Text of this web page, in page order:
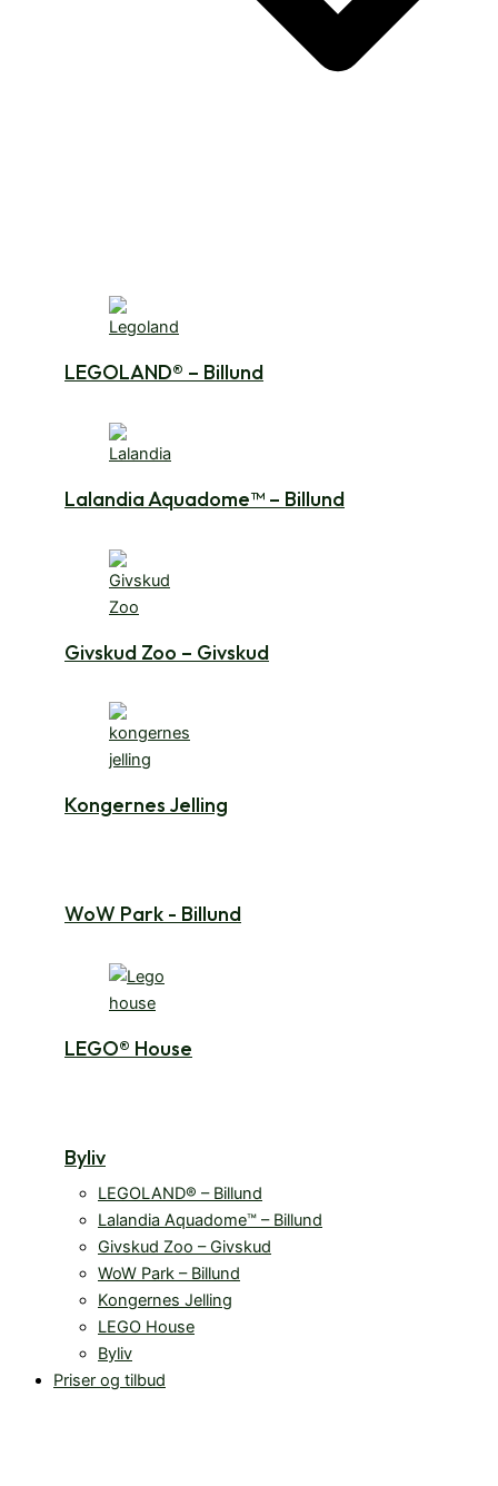
LEGOLAND® – Billund
Lalandia Aquadome™ – Billund
Givskud Zoo – Givskud
Kongernes Jelling
WoW Park - Billund
LEGO® House
Byliv
LEGOLAND® – Billund
Lalandia Aquadome™ – Billund
Givskud Zoo – Givskud
WoW Park – Billund
Kongernes Jelling
LEGO House
Byliv
Priser og tilbud